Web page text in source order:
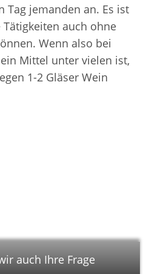
Tag jemanden an. Es ist
auch ohne
Wenn also bei
Mittel unter vielen ist,
1-2 Gläser Wein
auch Ihre Frage